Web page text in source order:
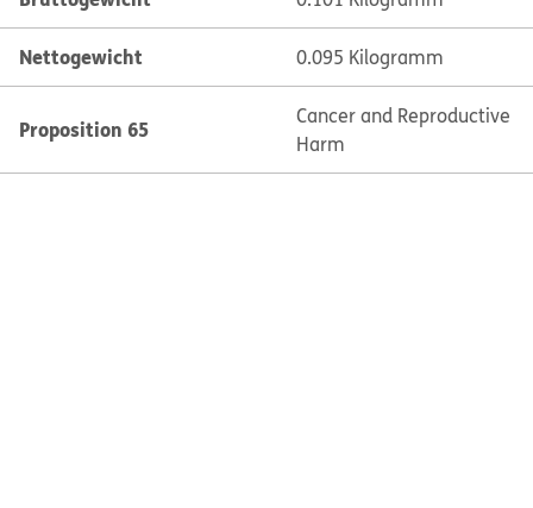
Nettogewicht 0.095 Kilogramm
Proposition 65
Cancer and Reproductive
Harm